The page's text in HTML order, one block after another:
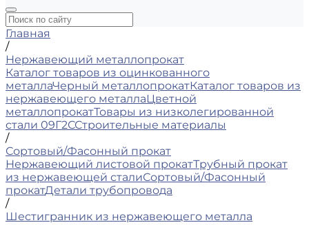
Главная
/
Нержавеющий металлопрокат
Каталог товаров из оцинкованного
металлаЧерный металлопрокатКаталог товаров из
нержавеющего металлаЦветной
металлопрокатТовары из низколегированной
стали 09Г2ССтроительные материалы
/
Сортовый/Фасонный прокат
Нержавеющий листовой прокатТрубный прокат
из нержавеющей сталиСортовый/Фасонный
прокатДетали трубопровода
/
Шестигранник из нержавеющего металла